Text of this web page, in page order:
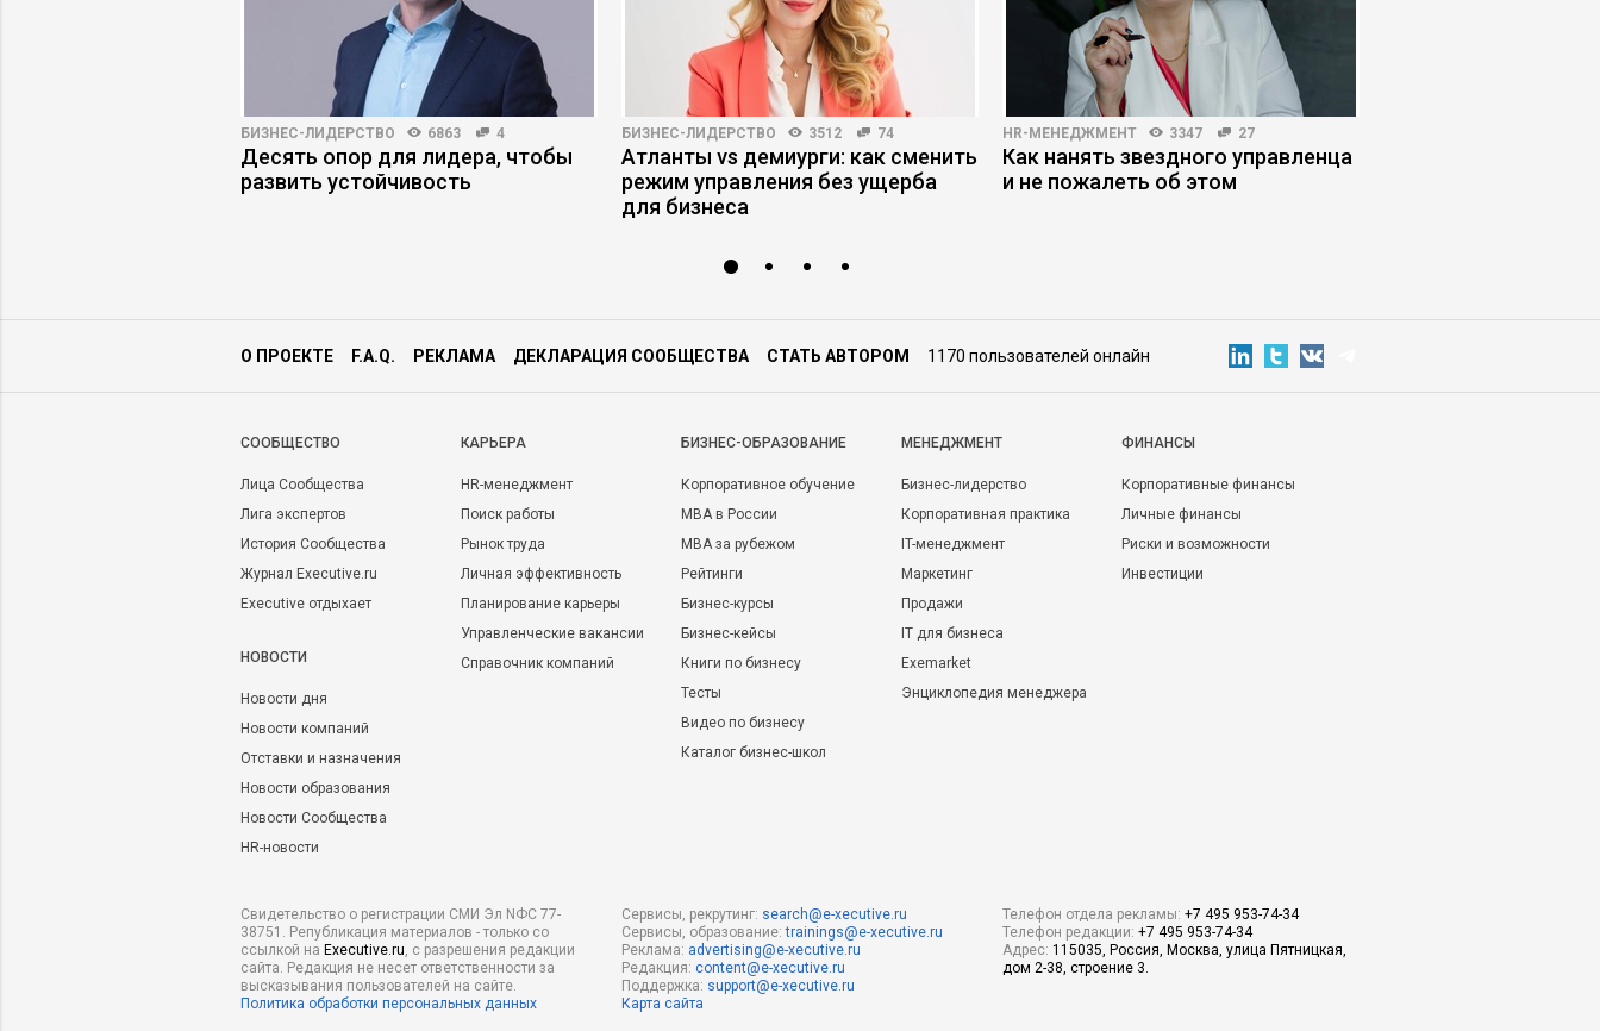
БИЗНЕС-ЛИДЕРСТВО 6863 4
Десять опор для лидера, чтобы
развить устойчивость
БИЗНЕС-ЛИДЕРСТВО 3512 74
Атланты vs демиурги: как сменить
режим управления без ущерба
для бизнеса
HR-МЕНЕДЖМЕНТ 3347 27
Как нанять звездного управленца
и не пожалеть об этом
О ПРОЕКТЕ F.A.Q. РЕКЛАМА ДЕКЛАРАЦИЯ СООБЩЕСТВА СТАТЬ АВТОРОМ 1170 пользователей онлайн
CООБЩЕСТВО
Лица Сообщества
Лига экспертов
История Сообщества
Журнал Executive.ru
Executive отдыхает
НОВОСТИ
Новости дня
Новости компаний
Отставки и назначения
Новости образования
Новости Сообщества
HR-новости
КАРЬЕРА
HR-менеджмент
Поиск работы
Рынок труда
Личная эффективность
Планирование карьеры
Управленческие вакансии
Справочник компаний
БИЗНЕС-ОБРАЗОВАНИЕ
Корпоративное обучение
MBA в России
MBA за рубежом
Рейтинги
Бизнес-курсы
Бизнес-кейсы
Книги по бизнесу
Тесты
Видео по бизнесу
Каталог бизнес-школ
МЕНЕДЖМЕНТ
Бизнес-лидерство
Корпоративная практика
IT-менеджмент
Маркетинг
Продажи
IT для бизнеса
Exemarket
Энциклопедия менеджера
ФИНАНСЫ
Корпоративные финансы
Личные финансы
Риски и возможности
Инвестиции
Свидетельство о регистрации СМИ Эл NФС 77-
38751. Републикация материалов - только со
ссылкой на Executive.ru, с разрешения редакции
сайта. Редакция не несет ответственности за
высказывания пользователей на сайте.
Политика обработки персональных данных
Сервисы, рекрутинг: search@e-xecutive.ru
Сервисы, образование:trainings@e-xecutive.ru
Реклама: advertising@e-xecutive.ru
Редакция: content@e-xecutive.ru
Поддержка: support@e-xecutive.ru
Карта сайта
Телефон отдела рекламы: +7 495 953-74-34
Телефон редакции: +7 495 953-74-34
Адрес: 115035, Россия, Москва, улица Пятницкая,
дом 2-38, строение 3.